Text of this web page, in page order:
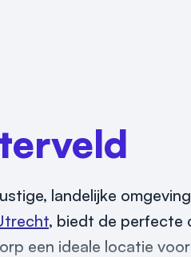
landelijke
, biedt de perfecte
een ideale locatie